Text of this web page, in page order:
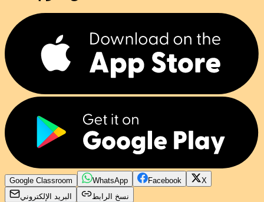
Google Classroom WhatsApp Facebook
X
البريد الإلكتروني
نسخ الرابط